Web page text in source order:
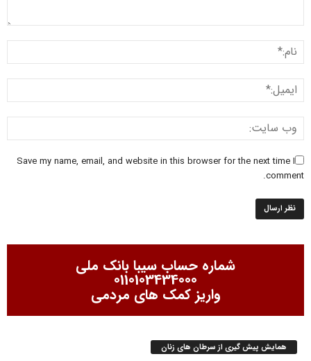
Save my name, email, and website in this browser for the next time I
comment.
شماره حساب سیبا بانک ملی
0110103434000
واریز کمک های مردمی
همایش پیش گیری از سرطان های زنان